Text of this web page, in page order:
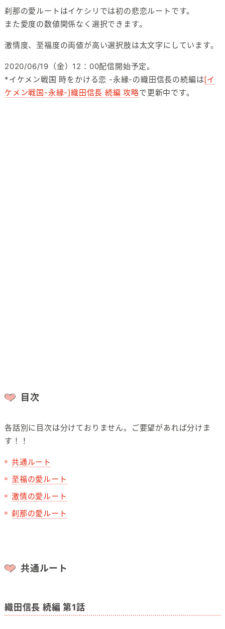
刹那の愛ルートはイケシリでは初の悲恋ルートです。
また愛度の数値関係なく選択できます。
激情度、至福度の両値が高い選択肢は太文字にしています。
2020/06/19（金）12：00配信開始予定。
*イケメン戦国 時をかける恋 -永縁-の織田信長の続編は[イ
ケメン戦国-永縁-]織田信長 続編 攻略で更新中です。
目次
各話別に目次は分けておりません。ご要望があれば分けま
す！！
共通ルート
至福の愛ルート
激情の愛ルート
刹那の愛ルート
共通ルート
織田信長 続編 第1話